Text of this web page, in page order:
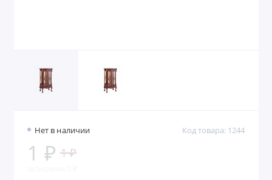
Нет в наличии Код товара: 1244
1 ₽ 1 ₽